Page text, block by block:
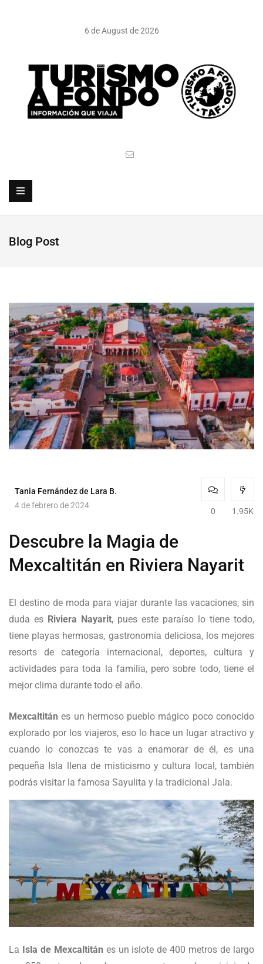
6 de August de 2026
Blog Post
Tania Fernández de Lara B.
4 de febrero de 2024
0 1.95K
Descubre la Magia de
Mexcaltitán en Riviera Nayarit
El destino de moda para viajar durante las vacaciones, sin
duda es Riviera Nayarit, pues este paraíso lo tiene todo,
tiene playas hermosas, gastronomía deliciosa, los mejores
resorts de categoría internacional, deportes, cultura y
actividades para toda la familia, pero sobre todo, tiene el
mejor clima durante todo el año.
Mexcaltitán es un hermoso pueblo mágico poco conocido
explorado por los viajeros, eso lo hace un lugar atractivo y
cuando lo conozcas te vas a enamorar de él, es una
pequeña Isla llena de misticismo y cultura local, también
podrás visitar la famosa Sayulita y la tradicional Jala.
La Isla de Mexcaltitán es un islote de 400 metros de largo